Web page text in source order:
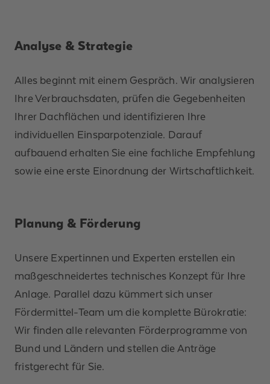
Analyse & Strategie
Alles beginnt mit einem Gespräch. Wir analysieren
Ihre Verbrauchsdaten, prüfen die Gegebenheiten
Ihrer Dachflächen und identifizieren Ihre
individuellen Einsparpotenziale. Darauf
aufbauend erhalten Sie eine fachliche Empfehlung
sowie eine erste Einordnung der Wirtschaftlichkeit.
Planung & Förderung
Unsere Expertinnen und Experten erstellen ein
maßgeschneidertes technisches Konzept für Ihre
Anlage. Parallel dazu kümmert sich unser
Fördermittel-Team um die komplette Bürokratie:
Wir finden alle relevanten Förderprogramme von
Bund und Ländern und stellen die Anträge
fristgerecht für Sie.